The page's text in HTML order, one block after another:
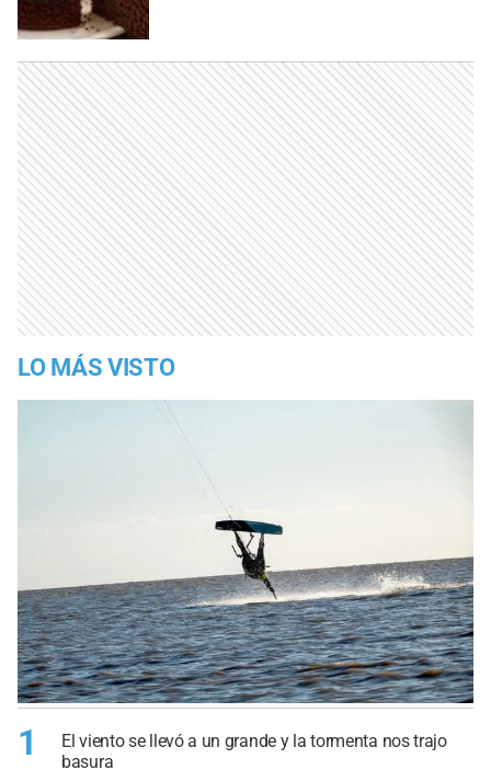
LO MÁS VISTO
1
El viento se llevó a un grande y la tormenta nos trajo
basura